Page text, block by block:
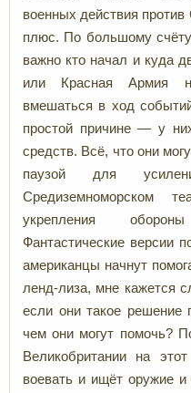
военных действия против
плюс. По большому
важно кто начал и куда
или Красная Армия
вмешаться в ход
простой причине — у
средств. Всё, что они
паузой для
Средиземноморском
укрепления
Фантастические версии
американцы начнут
ленд-лиза, мне кажется
если они такое решение
чем они могут помочь?
Великобритании на
воевать и ищёт оружие